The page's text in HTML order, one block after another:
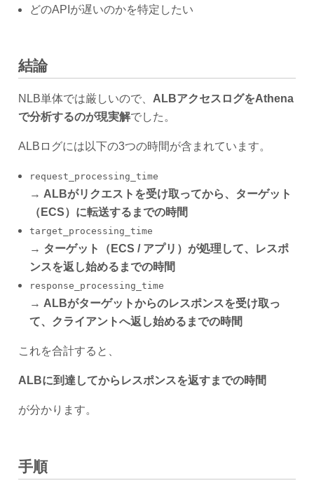
どのAPIが遅いのかを特定したい
結論
NLB単体では厳しいので、 ALBアクセスログをAthena
で分析するのが現実解でした。
ALBログには以下の3つの時間が含まれています。
request_processing_time
→ ALBがリクエストを受け取ってから、ターゲット
（ECS）に転送するまでの時間
target_processing_time
→ ターゲット（ECS / アプリ）が処理して、レスポ
ンスを返し始めるまでの時間
response_processing_time
→ ALBがターゲットからのレスポンスを受け取っ
て、クライアントへ返し始めるまでの時間
これを合計すると、
ALBに到達してからレスポンスを返すまでの時間
が分かります。
手順